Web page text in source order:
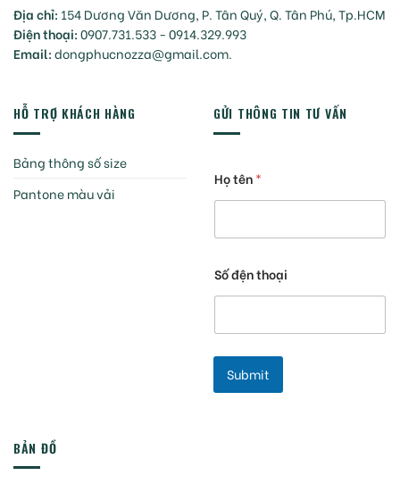
Địa chỉ: 154 Dương Văn Dương, P. Tân Quý, Q. Tân Phú, Tp.HCM
Điện thoại:0907.731.533 - 0914.329.993
Email:dongphucnozza@gmail.com.
HỖ TRỢ KHÁCH HÀNG
Bảng thông số size
Pantone màu vải
GỬI THÔNG TIN TƯ VẤN
Họ tên*
Số đện thoại
Submit
BẢN ĐỒ